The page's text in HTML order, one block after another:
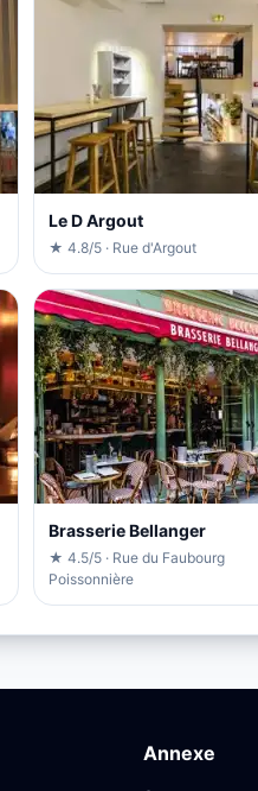
Le D Argout
★ 4.8/5 · Rue d'Argout
Brasserie Bellanger
★ 4.5/5 · Rue du Faubourg
Poissonnière
Annexe